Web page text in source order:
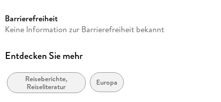
Autor/Autorin
Verlag/Hersteller
Kopierschutz
mit Wasserzeichen versehen
Barrierefreiheit
Keine Information zur Barrierefreiheit bekannt
Entdecken Sie mehr
Reiseberichte,
Reiseliteratur
Europa